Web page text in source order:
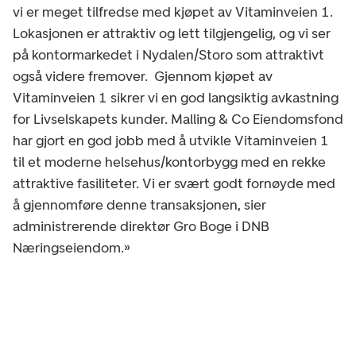
vi er meget tilfredse med kjøpet av Vitaminveien 1.
Lokasjonen er attraktiv og lett tilgjengelig, og vi ser
på kontormarkedet i Nydalen/Storo som attraktivt
også videre fremover. Gjennom kjøpet av
Vitaminveien 1 sikrer vi en god langsiktig avkastning
for Livselskapets kunder. Malling & Co Eiendomsfond
har gjort en god jobb med å utvikle Vitaminveien 1
til et moderne helsehus/kontorbygg med en rekke
attraktive fasiliteter. Vi er svært godt fornøyde med
å gjennomføre denne transaksjonen, sier
administrerende direktør Gro Boge i DNB
Næringseiendom.»